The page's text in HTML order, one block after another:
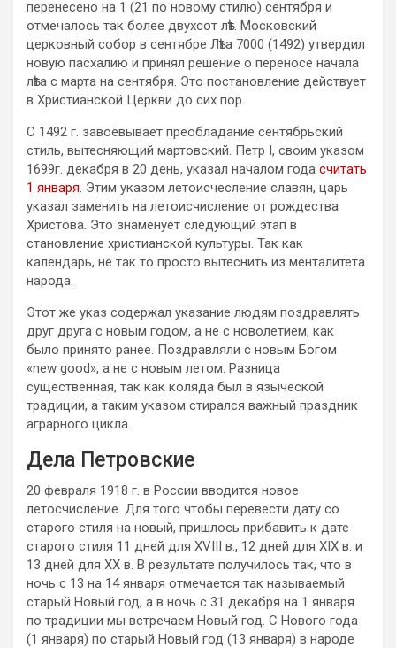
перенесено на 1 (21 по новому стилю) сентября и
отмечалось так более двухсот лѣт. Московский
церковный собор в сентябре Лѣта 7000 (1492) утвердил
новую пасхалию и принял решение о переносе начала
лѣта с марта на сентября. Это постановление действует
в Христианской Церкви до сих пор.
С 1492 г. завоёвывает преобладание сентябрьский
стиль, вытесняющий мартовский. Петр I, своим указом
1699г. декабря в 20 день, указал началом года считать
1 января. Этим указом летоисчесление славян, царь
указал заменить на летоисчисление от рождества
Христова. Это знаменует следующий этап в
становление христианской культуры. Так как
календарь, не так то просто вытеснить из менталитета
народа.
Этот же указ содержал указание людям поздравлять
друг друга с новым годом, а не с новолетием, как
было принято ранее. Поздравляли с новым Богом
«new good», а не с новым летом. Разница
существенная, так как коляда был в языческой
традиции, а таким указом стирался важный праздник
аграрного цикла.
Дела Петровские
20 февраля 1918 г. в России вводится новое
летосчисление. Для того чтобы перевести дату со
старого стиля на новый, пришлось прибавить к дате
старого стиля 11 дней для XVIII в., 12 дней для XIX в. и
13 дней для XX в. В результате получилось так, что в
ночь с 13 на 14 января отмечается так называемый
старый Новый год, а в ночь с 31 декабря на 1 января
по традиции мы встречаем Новый год. С Нового года
(1 января) по старый Новый год (13 января) в народе